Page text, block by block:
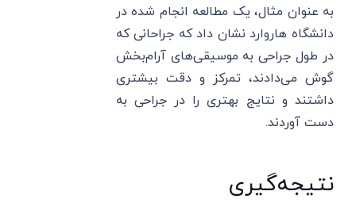
به عنوان مثال، یک مطالعه انجام شده در
دانشگاه هاروارد نشان داد که جراحانی که
در طول جراحی به موسیقی‌های آرام‌بخش
گوش می‌دادند، تمرکز و دقت بیشتری
داشتند و نتایج بهتری را در جراحی به
دست آوردند.
نتیجه‌گیری